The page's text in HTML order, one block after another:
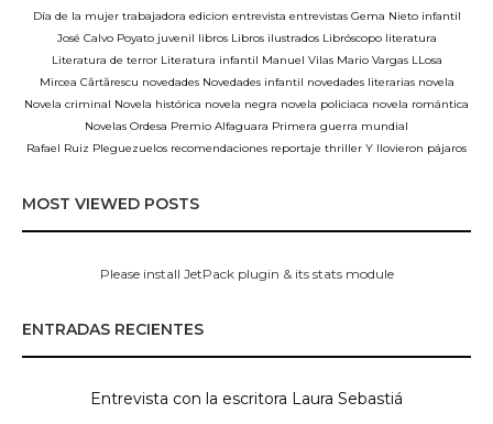
Día de la mujer trabajadora edicion entrevista entrevistas Gema Nieto infantil
José Calvo Poyato juvenil libros Libros ilustrados Libróscopo literatura
Literatura de terror Literatura infantil Manuel Vilas Mario Vargas LLosa
Mircea Cărtărescu novedades Novedades infantil novedades literarias novela
Novela criminal Novela histórica novela negra novela policiaca novela romántica
Novelas Ordesa Premio Alfaguara Primera guerra mundial
Rafael Ruiz Pleguezuelos recomendaciones reportaje thriller Y llovieron pájaros
MOST VIEWED POSTS
Please install JetPack plugin & its stats module
ENTRADAS RECIENTES
Entrevista con la escritora Laura Sebastiá